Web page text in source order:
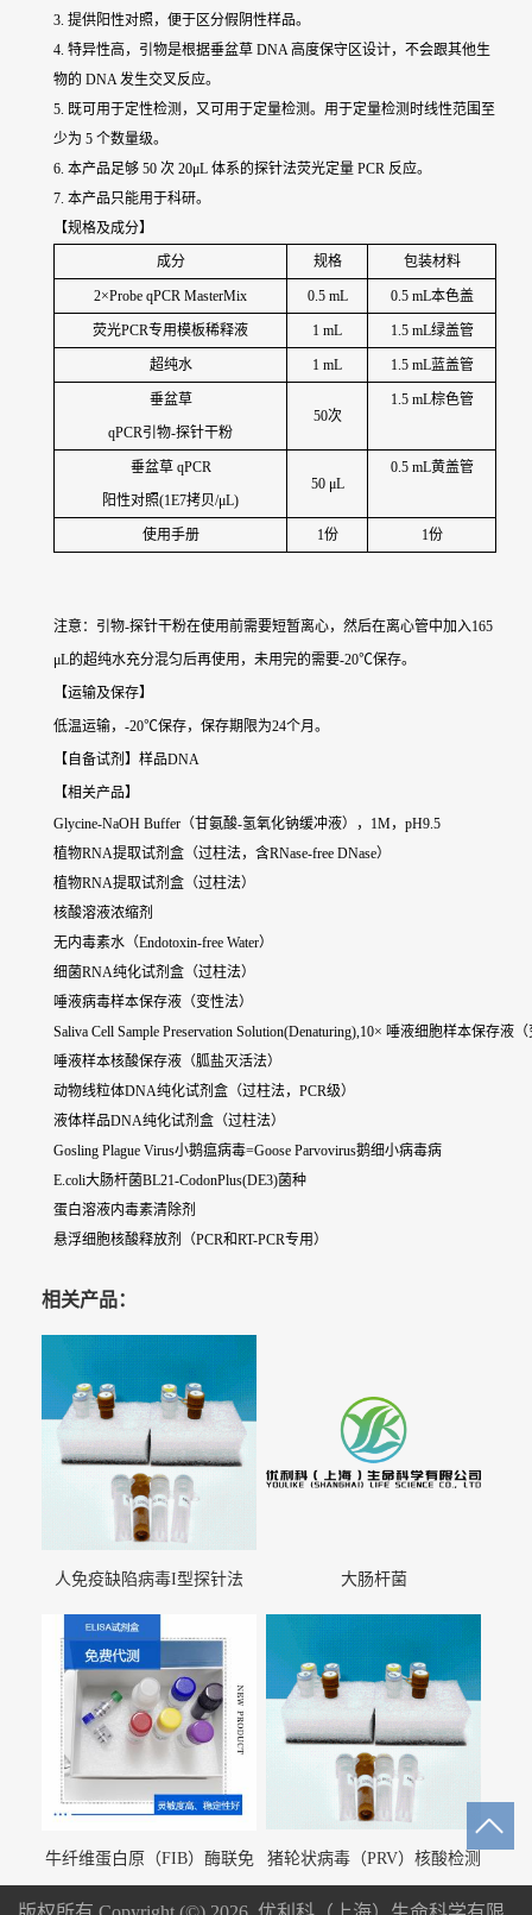
3. 提供阳性对照，便于区分假阴性样品。
4. 特异性高，引物是根据垂盆草 DNA 高度保守区设计，不会跟其他生
物的 DNA 发生交叉反应。
5. 既可用于定性检测，又可用于定量检测。用于定量检测时线性范围至
少为 5 个数量级。
6. 本产品足够 50 次 20μL 体系的探针法荧光定量 PCR 反应。
7. 本产品只能用于科研。
【规格及成分】
成分
规格 包装材料
2×Probe qPCR MasterMix 0.5 mL 0.5 mL本色盖
荧光PCR专用模板稀释液 1 mL 1.5 mL绿盖管
超纯水 1 mL 1.5 mL蓝盖管
垂盆草
qPCR引物-探针干粉
50次
1.5 mL棕色管
垂盆草qPCR
阳性对照(1E7拷贝/μL)
50 μL
0.5 mL黄盖管
使用手册 1份 1份
注意：引物-探针干粉在使用前需要短暂离心，然后在离心管中加入165
μL的超纯水充分混匀后再使用，未用完的需要-20℃保存。
【运输及保存】
低温运输，-20℃保存，保存期限为24个月。
【自备试剂】样品DNA
【相关产品】
Glycine-NaOH Buffer（甘氨酸-氢氧化钠缓冲液），1M，pH9.5
植物RNA提取试剂盒（过柱法，含RNase-free DNase）
植物RNA提取试剂盒（过柱法）
核酸溶液浓缩剂
无内毒素水（Endotoxin-free Water）
细菌RNA纯化试剂盒（过柱法）
唾液病毒样本保存液（变性法）
Saliva Cell Sample Preservation Solution(Denaturing),10× 唾液细胞样本保存液
唾液样本核酸保存液（胍盐灭活法）
动物线粒体DNA纯化试剂盒（过柱法，PCR级）
液体样品DNA纯化试剂盒（过柱法）
Gosling Plague Virus小鹅瘟病毒=Goose Parvovirus鹅细小病毒病
E.coli大肠杆菌BL21-CodonPlus(DE3)菌种
蛋白溶液内毒素清除剂
悬浮细胞核酸释放剂（PCR和RT-PCR专用）
相关产品：
人免疫缺陷病毒I型探针法
大肠杆菌
牛纤维蛋白原（FIB）酶联免
疫分析试剂盒
猪轮状病毒（PRV）核酸检测
试剂盒（荧光 PCR 法）